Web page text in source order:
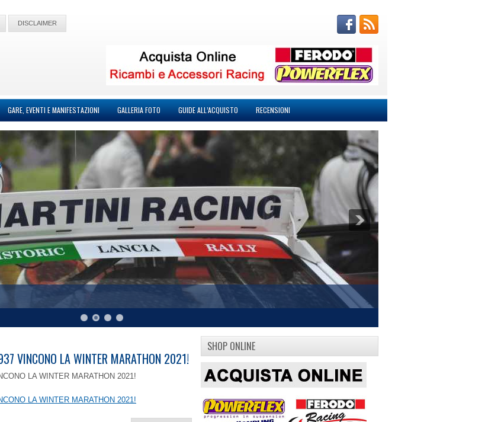
DISCLAIMER
GARE, EVENTI E MANIFESTAZIONI GALLERIA FOTO GUIDE ALL’ACQUISTO RECENSIONI
VINCONO LA WINTER MARATHON 2021!
LA WINTER MARATHON 2021!
LA WINTER MARATHON 2021!
SHOP ONLINE